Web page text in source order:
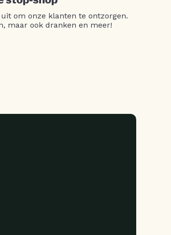
om onze klanten te ontzorgen.
maar ook dranken en meer!